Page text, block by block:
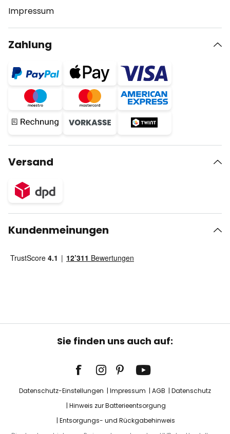
Impressum
Zahlung
Versand
Kundenmeinungen
Sie finden uns auch auf:
Datenschutz-Einstellungen Impressum AGB
Datenschutz
Hinweis zur Batterieentsorgung
Entsorgungs- und Rückgabehinweis